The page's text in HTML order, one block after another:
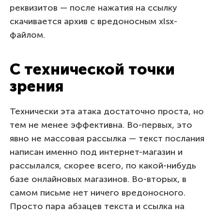
реквизитов — после нажатия на ссылку
скачивается архив с вредоносным xlsx-
файлом.
С технической точки
зрения
Технически эта атака достаточно проста, но
тем не менее эффективна. Во-первых, это
явно не массовая рассылка — текст послания
написан именно под интернет-магазин и
рассылался, скорее всего, по какой-нибудь
базе онлайновых магазинов. Во-вторых, в
самом письме нет ничего вредоносного.
Просто пара абзацев текста и ссылка на